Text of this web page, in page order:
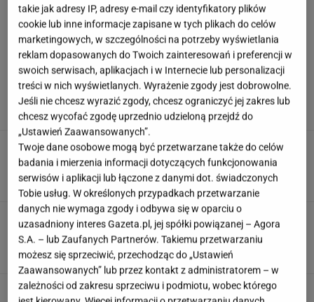
Ambasada wydała pilny apel. Kierowcy wciąż
wpadają w tę samą pułapkę
Rozjuszony Olbrychski napisał list do Tuska.
"To jest naplucie mi w twarz"
Wybraliśmy kadry z 15 polskich filmów.
Rozpoznasz tytuły tych produkcji?
To nie droga na skróty. Matka pokazuje, jak
takie jak adresy IP, adresy e-mail czy identyfikatory plików
cookie lub inne informacje zapisane w tych plikach do celów
marketingowych, w szczególności na potrzeby wyświetlania
reklam dopasowanych do Twoich zainteresowań i preferencji w
swoich serwisach, aplikacjach i w Internecie lub personalizacji
treści w nich wyświetlanych. Wyrażenie zgody jest dobrowolne.
Jeśli nie chcesz wyrazić zgody, chcesz ograniczyć jej zakres lub
chcesz wycofać zgodę uprzednio udzieloną przejdź do
„Ustawień Zaawansowanych”.
Twoje dane osobowe mogą być przetwarzane także do celów
badania i mierzenia informacji dotyczących funkcjonowania
serwisów i aplikacji lub łączone z danymi dot. świadczonych
Tobie usług. W określonych przypadkach przetwarzanie
danych nie wymaga zgody i odbywa się w oparciu o
uzasadniony interes Gazeta.pl, jej spółki powiązanej – Agora
S.A. – lub Zaufanych Partnerów. Takiemu przetwarzaniu
możesz się sprzeciwić, przechodząc do „Ustawień
Zaawansowanych” lub przez kontakt z administratorem – w
zależności od zakresu sprzeciwu i podmiotu, wobec którego